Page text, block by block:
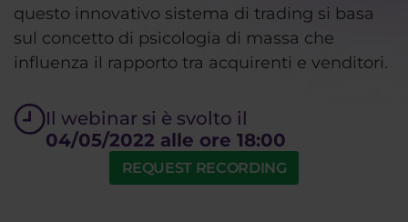
questo innovativo sistema di trading si basa
sul concetto di psicologia di massa che
influenza il rapporto tra acquirenti e venditori.
Il webinar si è svolto il
04/05/2022 alle ore 18:00
REQUEST RECORDING